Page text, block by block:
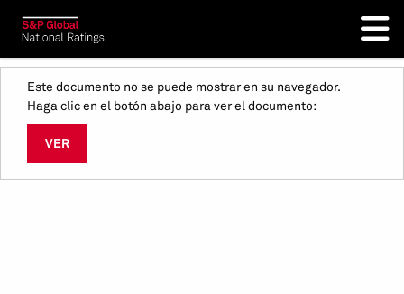
Este documento no se puede mostrar en su navegador.
Haga clic en el botón abajo para ver el documento:
VER